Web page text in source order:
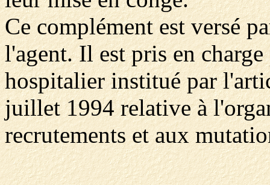
Ce complément est versé
l'agent. Il est pris en
hospitalier institué par
juillet 1994 relative à
recrutements et aux